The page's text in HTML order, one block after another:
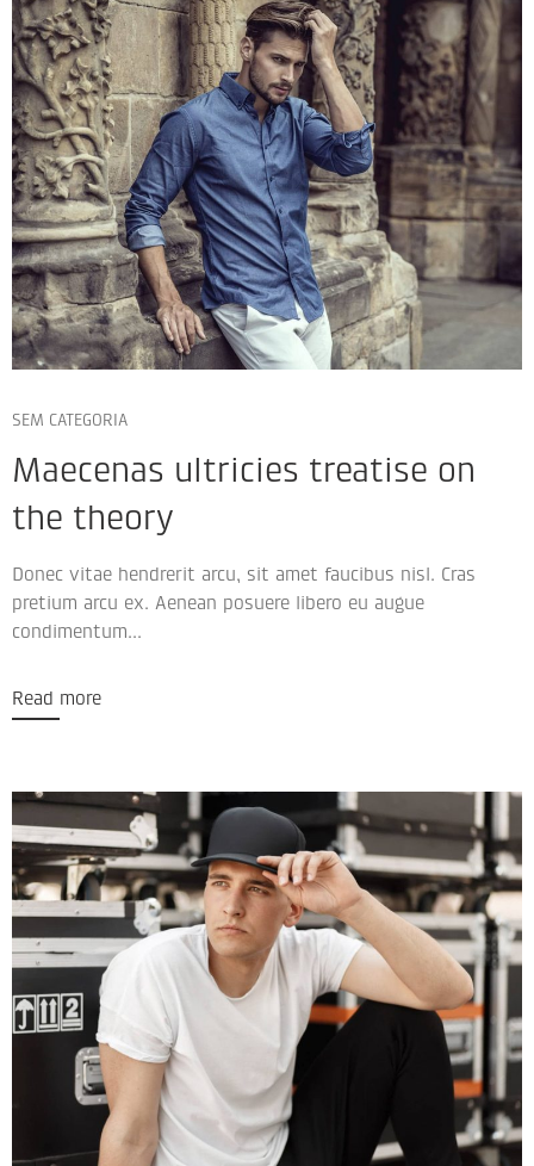
SEM CATEGORIA
Maecenas ultricies treatise on
the theory
Donec vitae hendrerit arcu, sit amet faucibus nisl. Cras
pretium arcu ex. Aenean posuere libero eu augue
condimentum...
Read more